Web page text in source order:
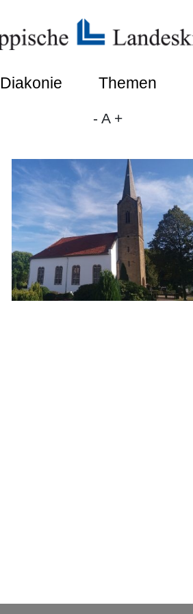
Diakonie Themen
- A +